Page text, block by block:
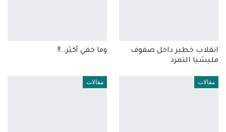
انقلاب خطير داخل صفوف
مليشيا التمرد
وما خفي أكثر..!!
مقالات مقالات